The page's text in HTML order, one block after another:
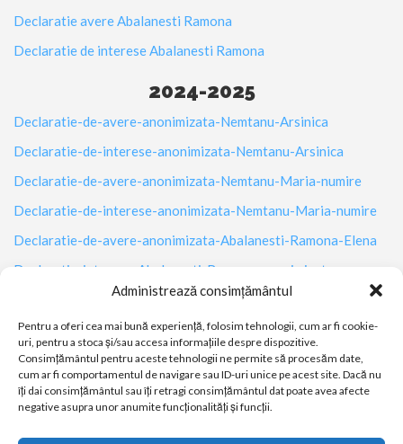
Administrează consimțământul
Pentru a oferi cea mai bună experiență, folosim tehnologii, cum ar fi cookie-
uri, pentru a stoca și/sau accesa informațiile despre dispozitive.
Consimțământul pentru aceste tehnologii ne permite să procesăm date,
cum ar fi comportamentul de navigare sau ID-uri unice pe acest site. Dacă nu
îți dai consimțământul sau îți retragi consimțământul dat poate avea afecte
negative asupra unor anumite funcționalități și funcții.
Declaratie avere Abalanesti Ramona
Declaratie de interese Abalanesti Ramona
2024-2025
Declaratie-de-avere-anonimizata-Nemtanu-Arsinica
Declaratie-de-interese-anonimizata-Nemtanu-Arsinica
Declaratie-de-avere-anonimizata-Nemtanu-Maria-numire
Declaratie-de-interese-anonimizata-Nemtanu-Maria-numire
Declaratie-de-avere-anonimizata-Abalanesti-Ramona-Elena
Declaratie-interese-Abalanesti-Ramona-anonimizata
Declaratie-de-avere-anonimizata-Nemtanu-Maria
Declaratie-de-interese-anonimizata-Nemtanu-Maria
Declaratie de avere anonimizata Nemtanu Arsinica -incetare
numire
Declaratie de interese anonimizata Nemtanu Arsinica -incetare